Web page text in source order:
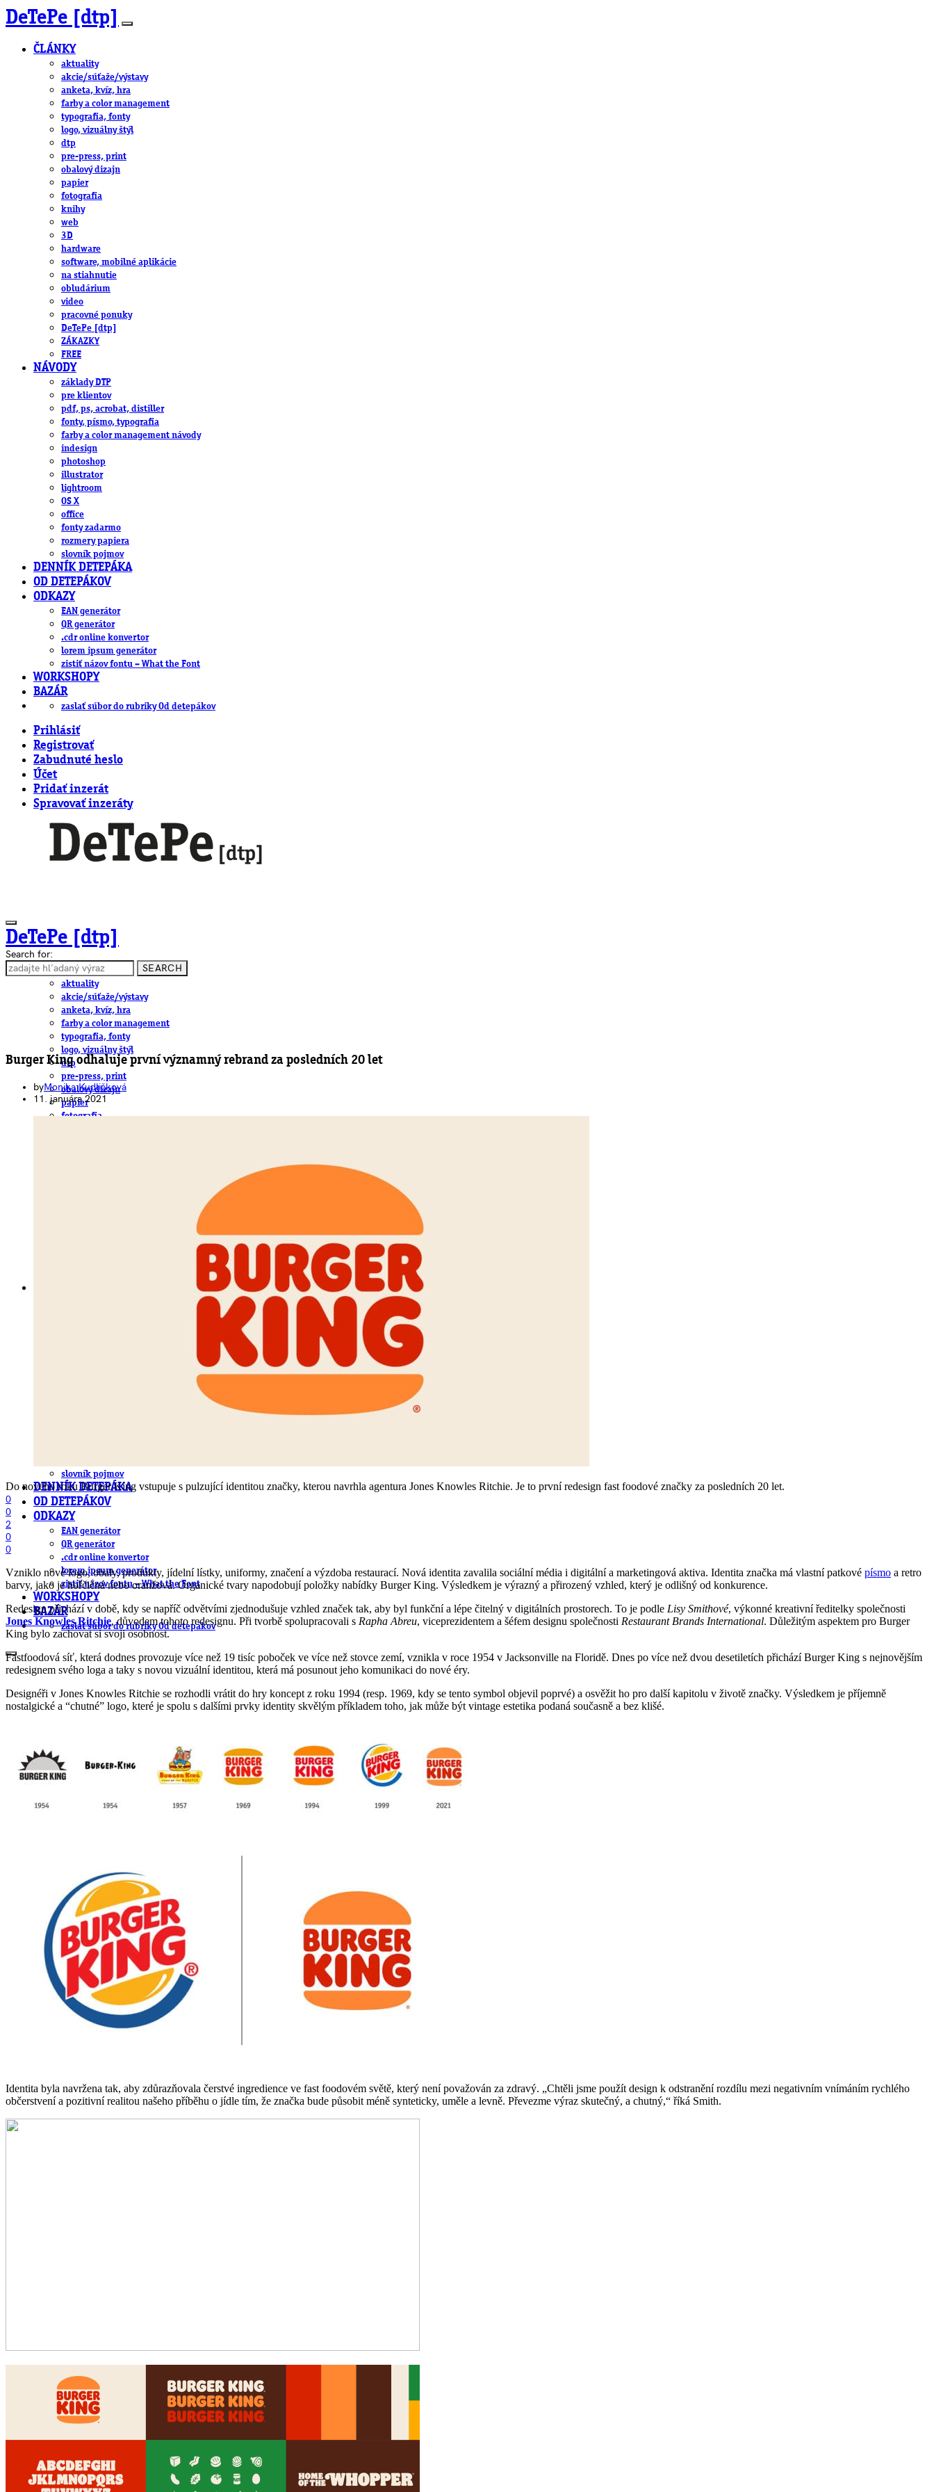
DeTePe [dtp]
ČLÁNKY
aktuality
akcie/súťaže/výstavy
anketa, kvíz, hra
farby a color management
typografia, fonty
logo, vizuálny štýl
dtp
pre-press, print
obalový dizajn
papier
fotografia
knihy
web
3D
hardware
software, mobilné aplikácie
na stiahnutie
obludárium
video
pracovné ponuky
DeTePe [dtp]
ZÁKAZKY
FREE
NÁVODY
základy DTP
pre klientov
pdf, ps, acrobat, distiller
fonty, písmo, typografia
farby a color management návody
indesign
photoshop
illustrator
lightroom
OS X
office
fonty zadarmo
rozmery papiera
slovník pojmov
DENNÍK DETEPÁKA
OD DETEPÁKOV
ODKAZY
EAN generátor
QR generátor
.cdr online konvertor
lorem ipsum generátor
zistiť názov fontu – What the Font
WORKSHOPY
BAZÁR
zaslať súbor do rubriky Od detepákov
Prihlásiť
Registrovať
Zabudnuté heslo
Účet
Pridať inzerát
Spravovať inzeráty
DeTePe [dtp]
ČLÁNKY
aktuality
akcie/súťaže/výstavy
anketa, kvíz, hra
farby a color management
typografia, fonty
logo, vizuálny štýl
dtp
pre-press, print
obalový dizajn
papier
fotografia
farby a color management návody
slovník pojmov
DENNÍK DETEPÁKA
OD DETEPÁKOV
ODKAZY
EAN generátor
QR generátor
.cdr online konvertor
lorem ipsum generátor
zistiť názov fontu – What the Font
WORKSHOPY
BAZÁR
zaslať súbor do rubriky Od detepákov
Search for:
SEARCH
Burger King odhaluje první významný rebrand za posledních 20 let
byMonika Kudličková
11. januára 2021
Do nového roku Burger King vstupuje s pulzující identitou značky, kterou navrhla agentura Jones Knowles Ritchie. Je to první redesign fast foodové značky za posledních 20 let.
0
0
2
0
0
Vzniklo nové logo, obaly, produkty, jídelní lístky, uniformy, značení a výzdoba restaurací. Nová identita zavalila sociální média i digitální a marketingová aktiva. Identita značka má vlastní patkové písmo a retro
barvy, jako je hořčičná nebo oranžová. Organické tvary napodobují položky nabídky Burger King. Výsledkem je výrazný a přirozený vzhled, který je odlišný od konkurence.
Redesign přichází v době, kdy se napříč odvětvími zjednodušuje vzhled značek tak, aby byl funkční a lépe čitelný v digitálních prostorech. To je podle Lisy Smithové, výkonné kreativní ředitelky společnosti
Jones Knowles Ritchie, důvodem tohoto redesignu. Při tvorbě spolupracovali s Rapha Abreu, viceprezidentem a šéfem designu společnosti Restaurant Brands International. Důležitým aspektem pro Burger
King bylo zachovat si svoji osobnost.
Fastfoodová síť, která dodnes provozuje více než 19 tisíc poboček ve více než stovce zemí, vznikla v roce 1954 v Jacksonville na Floridě. Dnes po více než dvou desetiletích přichází Burger King s nejnovějším
redesignem svého loga a taky s novou vizuální identitou, která má posunout jeho komunikaci do nové éry.
Designéři v Jones Knowles Ritchie se rozhodli vrátit do hry koncept z roku 1994 (resp. 1969, kdy se tento symbol objevil poprvé) a osvěžit ho pro další kapitolu v životě značky. Výsledkem je příjemně
nostalgické a “chutné” logo, které je spolu s dalšími prvky identity skvělým příkladem toho, jak může být vintage estetika podaná současně a bez klišé.
Identita byla navržena tak, aby zdůrazňovala čerstvé ingredience ve fast foodovém světě, který není považován za zdravý. „Chtěli jsme použít design k odstranění rozdílu mezi negativním vnímáním rychlého
občerstvení a pozitivní realitou našeho příběhu o jídle tím, že značka bude působit méně synteticky, uměle a levně. Převezme výraz skutečný, a chutný,“ říká Smith.